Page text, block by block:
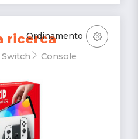
ricerca
Console
Ordinamento